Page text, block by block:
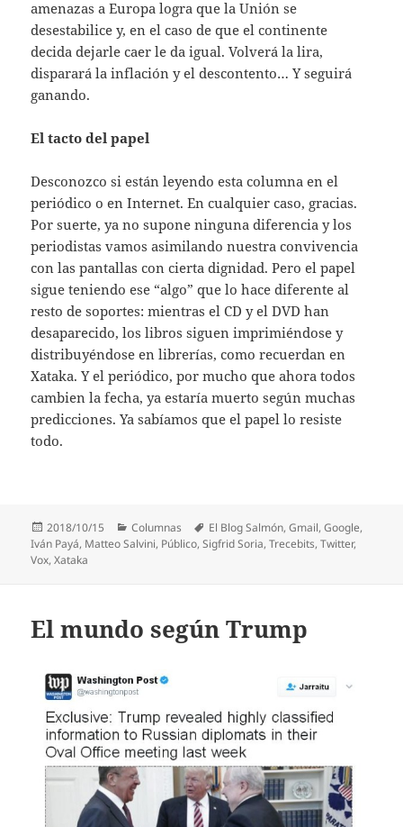
amenazas a Europa logra que la Unión se
desestabilice y, en el caso de que el continente
decida dejarle caer le da igual. Volverá la lira,
disparará la inflación y el descontento… Y seguirá
ganando.
El tacto del papel
Desconozco si están leyendo esta columna en el
periódico o en Internet. En cualquier caso, gracias.
Por suerte, ya no supone ninguna diferencia y los
periodistas vamos asimilando nuestra convivencia
con las pantallas con cierta dignidad. Pero el papel
sigue teniendo ese “algo” que lo hace diferente al
resto de soportes: mientras el CD y el DVD han
desaparecido, los libros siguen imprimiéndose y
distribuyéndose en librerías, como recuerdan en
Xataka. Y el periódico, por mucho que ahora todos
cambien la fecha, ya estaría muerto según muchas
predicciones. Ya sabíamos que el papel lo resiste
todo.
Publicado
el
2018/10/15 Categorías
Columnas Etiquetas
El Blog Salmón,Gmail,Google,
Iván Payá, Matteo Salvini, Público,Sigfrid Soria,Trecebits,Twitter,
Vox,Xataka
El mundo según Trump